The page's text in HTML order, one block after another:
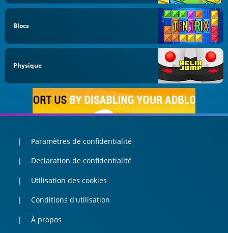
Blocs
Physique
Paramètres de confidentialité
Declaration de confidentialité
Utilisation des cookies
Conditions d'utilisation
À propos